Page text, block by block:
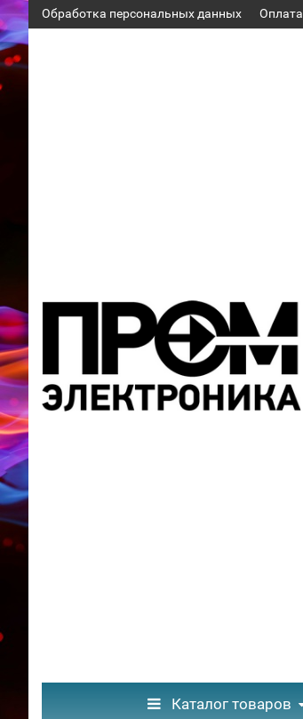
Обработка персональных данных Оплата
Каталог товаров